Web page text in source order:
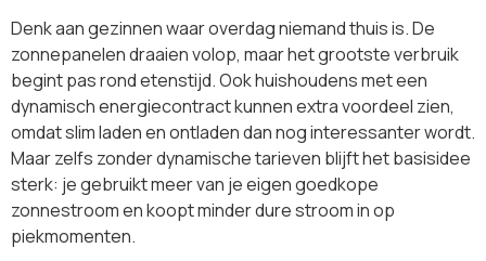
Denk aan gezinnen waar overdag niemand thuis is. De
zonnepanelen draaien volop, maar het grootste verbruik
begint pas rond etenstijd. Ook huishoudens met een
dynamisch energiecontract kunnen extra voordeel zien,
omdat slim laden en ontladen dan nog interessanter wordt.
Maar zelfs zonder dynamische tarieven blijft het basisidee
sterk: je gebruikt meer van je eigen goedkope
zonnestroom en koopt minder dure stroom in op
piekmomenten.